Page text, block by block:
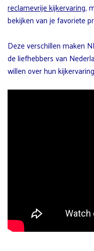
reclamevrije kijkervaring,
bekijken van je favoriete
Deze verschillen maken
de liefhebbers van
willen over hun